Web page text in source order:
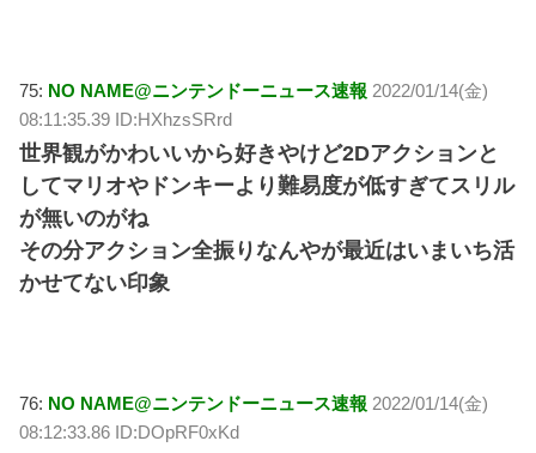
75: NO NAME@ニンテンドーニュース速報 2022/01/14(金)
08:11:35.39 ID:HXhzsSRrd
世界観がかわいいから好きやけど2Dアクションと
してマリオやドンキーより難易度が低すぎてスリル
が無いのがね
その分アクション全振りなんやが最近はいまいち活
かせてない印象
76: NO NAME@ニンテンドーニュース速報 2022/01/14(金)
08:12:33.86 ID:DOpRF0xKd